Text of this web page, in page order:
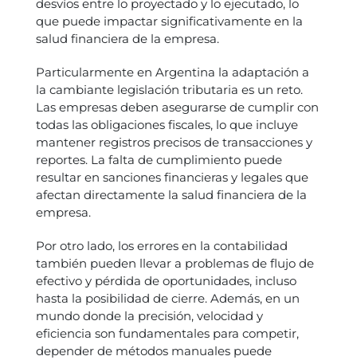
desvíos entre lo proyectado y lo ejecutado, lo
que puede impactar significativamente en la
salud financiera de la empresa.
Particularmente en Argentina la adaptación a
la cambiante legislación tributaria es un reto.
Las empresas deben asegurarse de cumplir con
todas las obligaciones fiscales, lo que incluye
mantener registros precisos de transacciones y
reportes. La falta de cumplimiento puede
resultar en sanciones financieras y legales que
afectan directamente la salud financiera de la
empresa.
Por otro lado, los errores en la contabilidad
también pueden llevar a problemas de flujo de
efectivo y pérdida de oportunidades, incluso
hasta la posibilidad de cierre. Además, en un
mundo donde la precisión, velocidad y
eficiencia son fundamentales para competir,
depender de métodos manuales puede